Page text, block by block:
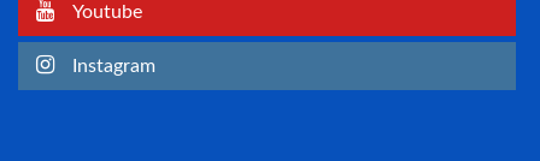
Youtube
Instagram